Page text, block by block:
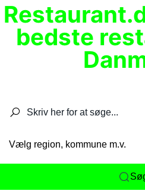
bedste
Vælg region, kommune m.v.